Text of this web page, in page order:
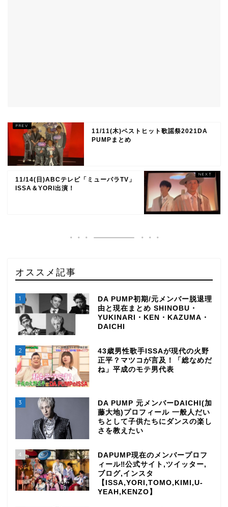
11/11(木)ベストヒット歌謡祭2021DA
PUMPまとめ
11/14(日)ABCテレビ「ミューパラTV」
ISSA＆YORI出演！
オススメ記事
1
DA PUMP初期/元メンバー脱退理
由と現在まとめ SHINOBU・
YUKINARI・KEN・KAZUMA・
DAICHI
2
43歳男性歌手ISSAが現代の火野
正平？マツコが言及！「総なめだ
ね」平成のモテ男代表
3
DA PUMP 元メンバーDAICHI(加
藤大地)プロフィール 一般人だい
ちとして子供たちにダンスの楽し
さを教えたい
4
DAPUMP現在のメンバープロフ
ィール‼公式サイト,ツイッター,
ブログ,インスタ
【ISSA,YORI,TOMO,KIMI,U-
YEAH,KENZO】